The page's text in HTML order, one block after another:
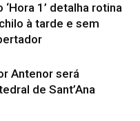
1’ detalha rotina
à tarde e sem
Antenor será
de Sant’Ana